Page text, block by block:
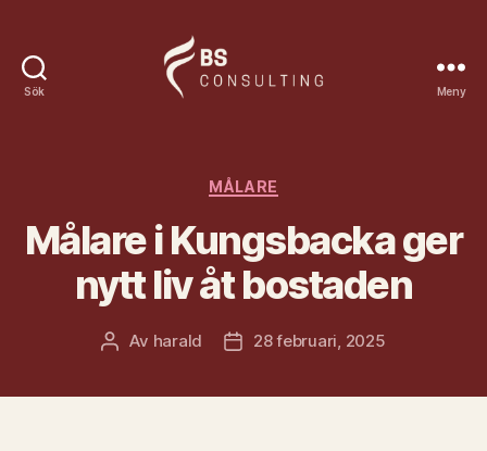
Sök Meny
Kategorier
MÅLARE
Målare i Kungsbacka ger
nytt liv åt bostaden
Inläggsförfattare
Av harald Inläggsdatum
28 februari, 2025